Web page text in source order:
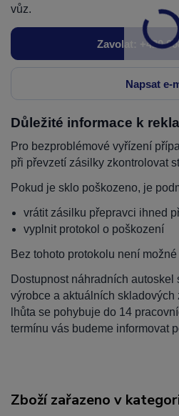
vůz.
Zavolat: +420
Napsat e-
Důležité informace k
Pro bezproblémové vyřízení
při převzetí zásilky zkontrolovat
Pokud je sklo poškozeno, je
vrátit zásilku přepravci ihned
vyplnit protokol o poškození
Bez tohoto protokolu není
Dostupnost náhradních
výrobce a aktuálních
lhůta se pohybuje do 14
termínu vás budeme informovat
Zboží zařazeno v